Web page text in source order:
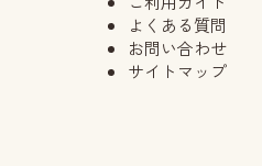
よくある質問
お問い合わせ
サイトマップ